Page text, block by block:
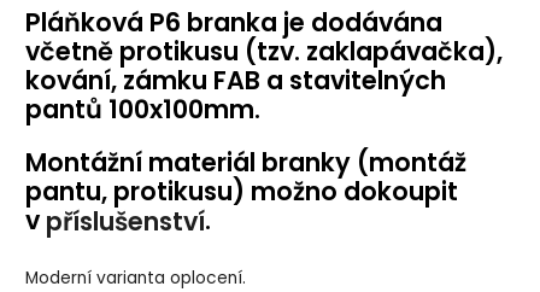
Pláňková P6 branka je dodávána
včetně protikusu (tzv. zaklapávačka),
kování, zámku FAB a stavitelných
pantů 100x100mm.
Montážní materiál branky (montáž
pantu, protikusu) možno dokoupit
v příslušenství.
Moderní varianta oplocení.